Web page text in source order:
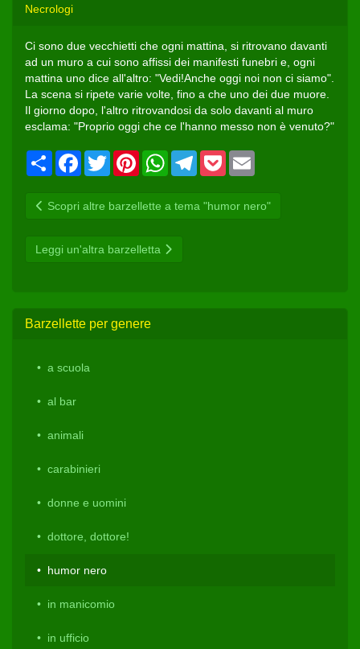
Necrologi
Ci sono due vecchietti che ogni mattina, si ritrovano davanti
ad un muro a cui sono affissi dei manifesti funebri e, ogni
mattina uno dice all'altro: "Vedi!Anche oggi noi non ci siamo".
La scena si ripete varie volte, fino a che uno dei due muore.
Il giorno dopo, l'altro ritrovandosi da solo davanti al muro
esclama: "Proprio oggi che ce l'hanno messo non è venuto?"
CondividiFacebook
Twitter PinterestWhatsAppTelegram
Pocket
Scopri altre barzellette a tema "humor nero"
Leggi un'altra barzelletta
Barzellette per genere
a scuola
al bar
animali
carabinieri
donne e uomini
dottore, dottore!
humor nero
in manicomio
in ufficio